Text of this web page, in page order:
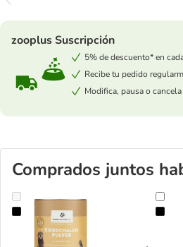
zooplus Suscripción
5% de descuento* en
Recibe tu pedido
Modifica, pausa o
Comprados juntos
Polvo de cáscara de huevo PAWS &